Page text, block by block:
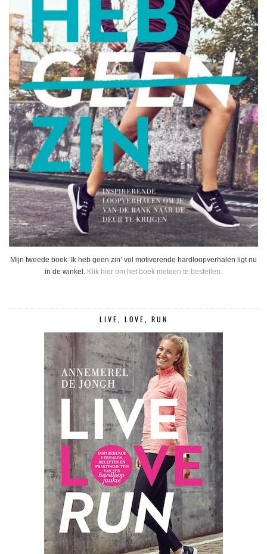
Mijn tweede boek ‘Ik heb geen zin’ vol motiverende hardloopverhalen ligt nu
in de winkel. Klik hier om het boek meteen te bestellen.
LIVE, LOVE, RUN